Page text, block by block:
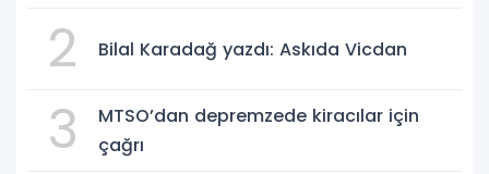
2 Bilal Karadağ yazdı: Askıda Vicdan
3
MTSO’dan depremzede kiracılar için
çağrı